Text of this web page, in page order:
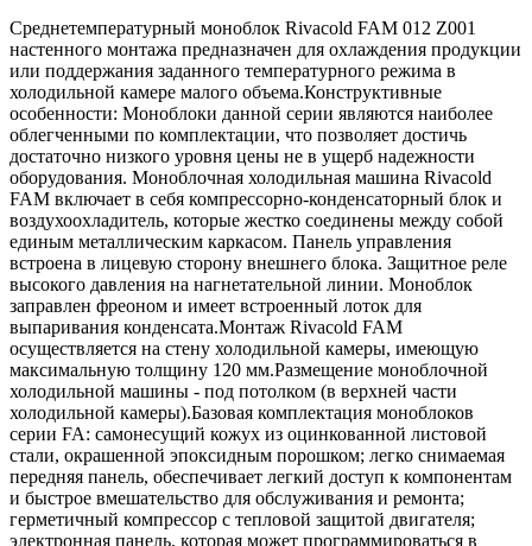
Среднетемпературный моноблок Rivacold FAM 012 Z001
настенного монтажа предназначен для охлаждения продукции
или поддержания заданного температурного режима в
холодильной камере малого объема.Конструктивные
особенности: Моноблоки данной серии являются наиболее
облегченными по комплектации, что позволяет достичь
достаточно низкого уровня цены не в ущерб надежности
оборудования. Моноблочная холодильная машина Rivacold
FAM включает в себя компрессорно-конденсаторный блок и
воздухоохладитель, которые жестко соединены между собой
единым металлическим каркасом. Панель управления
встроена в лицевую сторону внешнего блока. Защитное реле
высокого давления на нагнетательной линии. Моноблок
заправлен фреоном и имеет встроенный лоток для
выпаривания конденсата.Монтаж Rivacold FAM
осуществляется на стену холодильной камеры, имеющую
максимальную толщину 120 мм.Размещение моноблочной
холодильной машины - под потолком (в верхней части
холодильной камеры).Базовая комплектация моноблоков
серии FA: самонесущий кожух из оцинкованной листовой
стали, окрашенной эпоксидным порошком; легко снимаемая
передняя панель, обеспечивает легкий доступ к компонентам
и быстрое вмешательство для обслуживания и ремонта;
герметичный компрессор с тепловой защитой двигателя;
электронная панель, которая может программироваться в